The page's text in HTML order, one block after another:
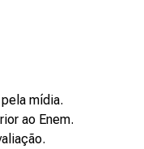
mídia.
ao Enem.